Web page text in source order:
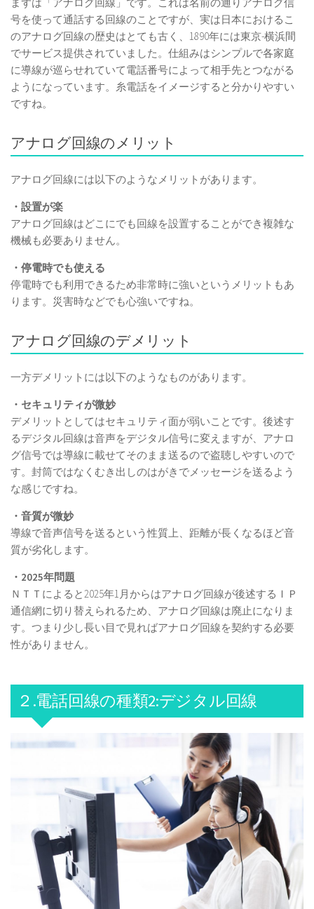
号を使って通話する回線のことですが、実は日本におけるこ
のアナログ回線の歴史はとても古く、1890年には東京-横浜間
でサービス提供されていました。仕組みはシンプルで各家庭
に導線が巡らせれていて電話番号によって相手先とつながる
ようになっています。糸電話をイメージすると分かりやすい
ですね。
アナログ回線のメリット
アナログ回線には以下のようなメリットがあります。
・設置が楽
アナログ回線はどこにでも回線を設置することができ複雑な
機械も必要ありません。
・停電時でも使える
停電時でも利用できるため非常時に強いというメリットもあ
ります。災害時などでも心強いですね。
アナログ回線のデメリット
一方デメリットには以下のようなものがあります。
・セキュリティが微妙
デメリットとしてはセキュリティ面が弱いことです。後述す
るデジタル回線は音声をデジタル信号に変えますが、アナロ
グ信号では導線に載せてそのまま送るので盗聴しやすいので
す。封筒ではなくむき出しのはがきでメッセージを送るよう
な感じですね。
・音質が微妙
導線で音声信号を送るという性質上、距離が長くなるほど音
質が劣化します。
・2025年問題
ＮＴＴによると2025年1月からはアナログ回線が後述するＩＰ
通信網に切り替えられるため、アナログ回線は廃止になりま
す。つまり少し長い目で見ればアナログ回線を契約する必要
性がありません。
２.電話回線の種類2:デジタル回線